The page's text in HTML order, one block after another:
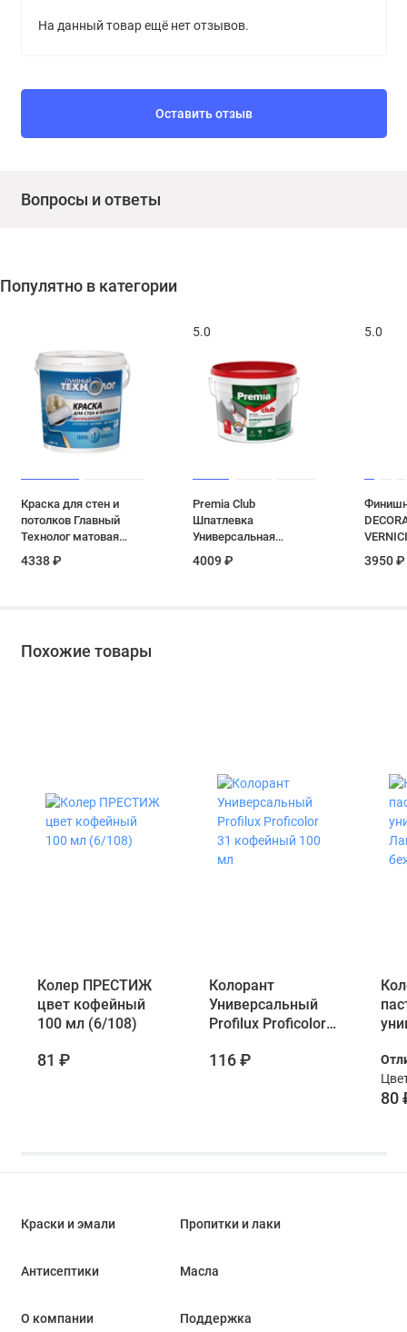
На данный товар ещё нет отзывов.
Оставить отзыв
Вопросы и ответы
Популятно в категории
Краска для стен и
потолков Главный
Технолог матовая
4338 ₽
5.0
Premia Club
Шпатлевка
Универсальная
внутренних работ 17
4009 ₽
5.0
3950 ₽
Похожие товары
Колер ПРЕСТИЖ
цвет кофейный
100 мл (6/108)
81 ₽
Колорант
Универсальный
Profilux Proficolor
мл
116 ₽
80
Краски и эмали Пропитки и лаки
Антисептики Масла
О компании Поддержка